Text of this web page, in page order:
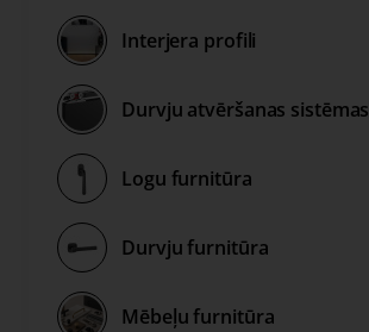
Interjera profili
Durvju atvēršanas sistēmas
Logu furnitūra
Durvju furnitūra
Mēbeļu furnitūra